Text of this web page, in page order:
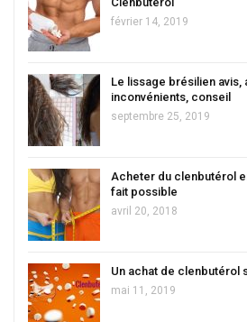
février 14, 2019
Le lissage brésilien avis,
inconvénients, conseil
septembre 25, 2019
Acheter du clenbutérol
fait possible
avril 20, 2018
Un achat de clenbutérol
mai 11, 2019